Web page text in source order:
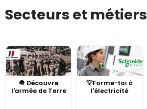
Secteurs et métiers
🪖 Découvre
l'armée de Terre
💡Forme-toi à
l'électricité